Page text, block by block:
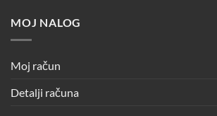
MOJ NALOG
Moj račun
Detalji računa